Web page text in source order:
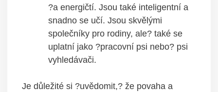
?a energičtí. Jsou také inteligentní a
snadno se učí. Jsou skvělými
společníky pro rodiny, ale? také se
uplatní jako ?pracovní psi nebo? psi
vyhledávači.
Je důležité si ?uvědomit,? že povaha a